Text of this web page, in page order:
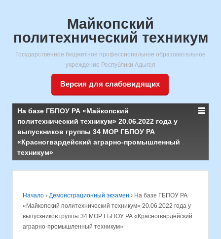
Майкопский
политехнический техникум
Государственное бюджетное профессиональное образовательное
учреждение Республики Адыгея
Версия для слабовидящих
На базе ГБПОУ РА «Майкопский
политехнический техникум» 20.06.2022 года у
выпускников группы 34 МОР ГБПОУ РА
«Красногвардейский аграрно-промышленный
техникум»
Начало › Демонстрационный экзамен › На базе ГБПОУ РА
«Майкопский политехнический техникум» 20.06.2022 года у
выпускников группы 34 МОР ГБПОУ РА «Красногвардейский
аграрно-промышленный техникум»